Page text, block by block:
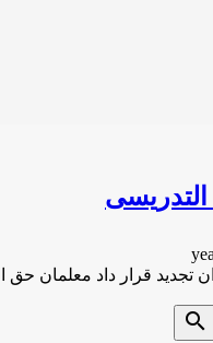
تجدید قرار داد معلمان حق
search